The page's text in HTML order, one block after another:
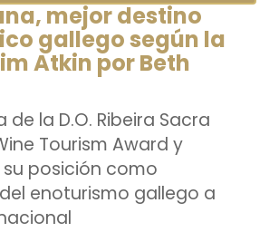
mejor destino
gallego según la
Atkin por Beth
de la D.O. Ribeira Sacra
Tourism Award y
posición como
enoturismo gallego a